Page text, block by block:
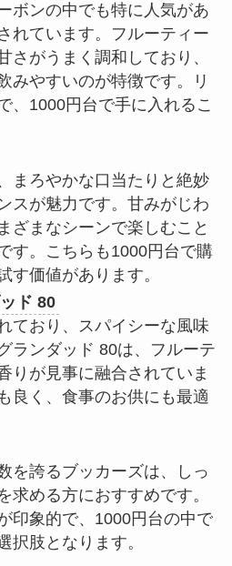
ボンの中でも特に人気があ
れています。フルーティー
さがうまく調和しており、
みやすいのが特徴です。リ
、1000円台で手に入れるこ
まろやかな口当たりと絶妙
スが魅力です。甘みがじわ
ざまなシーンで楽しむこと
す。こちらも1000円台で購
す価値があります。
ド 80
ており、スパイシーな風味
ランダッド 80は、フルーテ
りが見事に融合されていま
良く、食事のお供にも最適
を誇るブッカーズは、しっ
求める方におすすめです。
印象的で、1000円台の中で
択肢となります。